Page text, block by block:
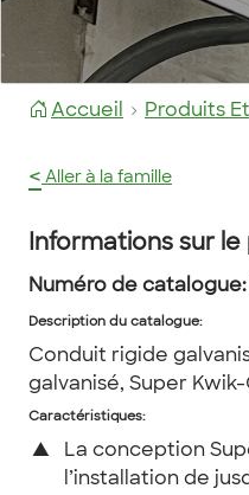
Accueil Produits
< Aller à la famille
Informations sur le
Numéro de catalogue:
Description du catalogue:
Conduit rigide
galvanisé, Super
Caractéristiques:
▲ La conception
l’installation de